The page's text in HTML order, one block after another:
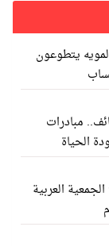
المويه يتطوعون
مبادرات
الحياة
العربية